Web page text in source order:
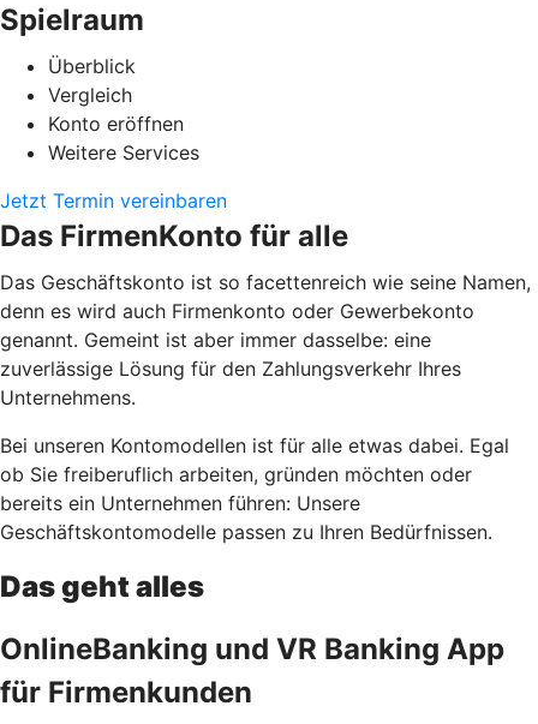
Spielraum
Überblick
Vergleich
Konto eröffnen
Weitere Services
Jetzt Termin vereinbaren
Das FirmenKonto für alle
Das Geschäftskonto ist so facettenreich wie seine Namen,
denn es wird auch Firmenkonto oder Gewerbekonto
genannt. Gemeint ist aber immer dasselbe: eine
zuverlässige Lösung für den Zahlungsverkehr Ihres
Unternehmens.
Bei unseren Kontomodellen ist für alle etwas dabei. Egal
ob Sie freiberuflich arbeiten, gründen möchten oder
bereits ein Unternehmen führen: Unsere
Geschäftskontomodelle passen zu Ihren Bedürfnissen.
Das geht alles
OnlineBanking und VR Banking App
für Firmenkunden